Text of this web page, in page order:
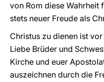
von Rom diese Wahrheit
stets neuer Freude als
Christus zu dienen ist
Liebe Brüder und
Kirche und euer
auszeichnen durch die